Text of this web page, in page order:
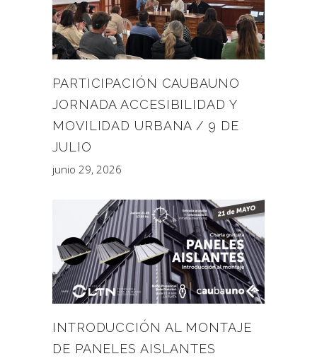
PARTICIPACIÓN CAUBAUNO
JORNADA ACCESIBILIDAD Y
MOVILIDAD URBANA / 9 DE
JULIO
junio 29, 2026
INTRODUCCIÓN AL MONTAJE
DE PANELES AISLANTES